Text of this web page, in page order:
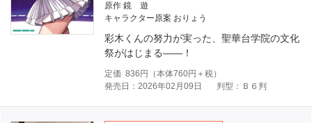
原作 鏡 遊
キャラクター原案 おりょう
彩木くんの努力が実った、聖華台学院の文化
祭がはじまる――！
定価 836 円（本体760円＋税）
発売日：2026年02月09日
判型：Ｂ６判